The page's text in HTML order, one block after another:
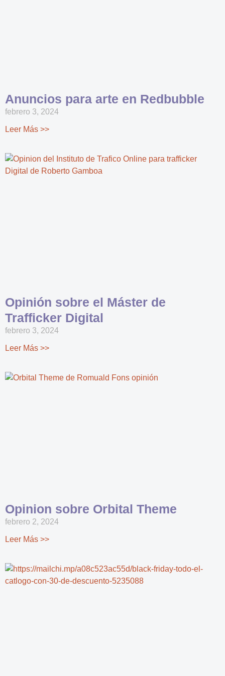
Anuncios para arte en Redbubble
febrero 3, 2024
Leer Más >>
Opinión sobre el Máster de
Trafficker Digital
febrero 3, 2024
Leer Más >>
Opinion sobre Orbital Theme
febrero 2, 2024
Leer Más >>